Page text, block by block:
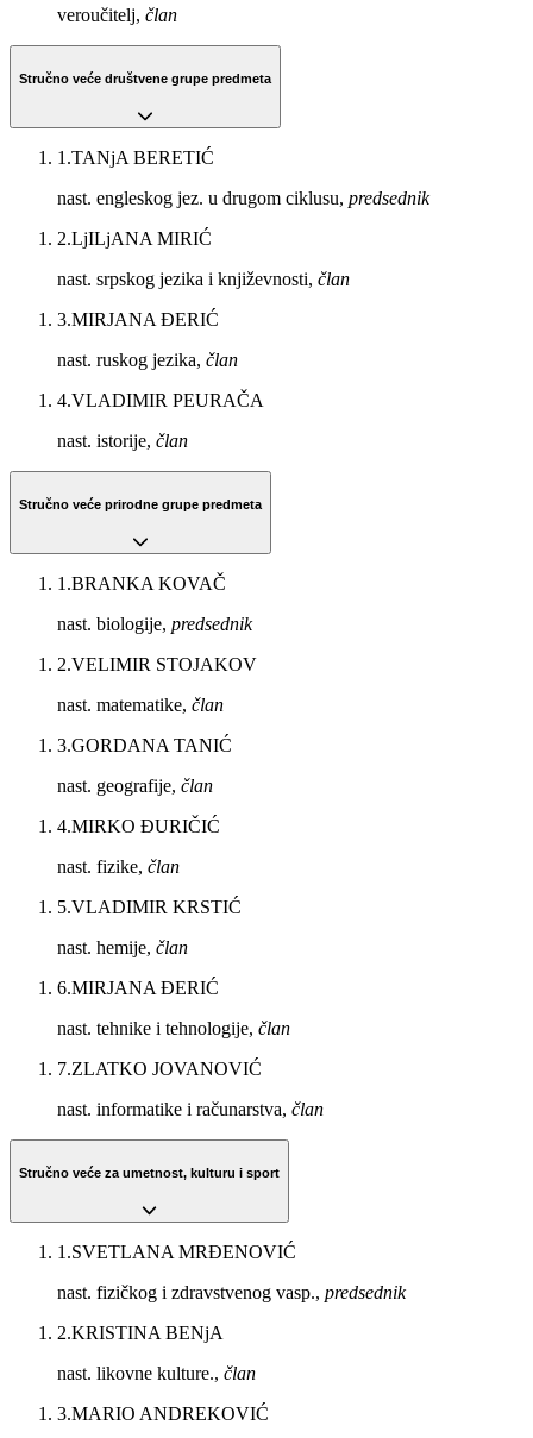
veroučitelj, član
Stručno veće društvene grupe predmeta
1 .TANjA BERETIĆ
nast. engleskog jez. u drugom ciklusu, predsednik
2.LjILjANA MIRIĆ
nast. srpskog jezika i književnosti, član
3.MIRJANA ĐERIĆ
nast. ruskog jezika, član
4.VLADIMIR PEURAČA
nast. istorije, član
Stručno veće prirodne grupe predmeta
1 .BRANKA KOVAČ
nast. biologije, predsednik
2.VELIMIR STOJAKOV
nast. matematike, član
3.GORDANA TANIĆ
nast. geografije, član
4.MIRKO ĐURIČIĆ
nast. fizike, član
5.VLADIMIR KRSTIĆ
nast. hemije, član
6.MIRJANA ĐERIĆ
nast. tehnike i tehnologije, član
7.ZLATKO JOVANOVIĆ
nast. informatike i računarstva, član
Stručno veće za umetnost, kulturu i sport
1 .SVETLANA MRĐENOVIĆ
nast. fizičkog i zdravstvenog vasp., predsednik
2.KRISTINA BENjA
nast. likovne kulture., član
3.MARIO ANDREKOVIĆ